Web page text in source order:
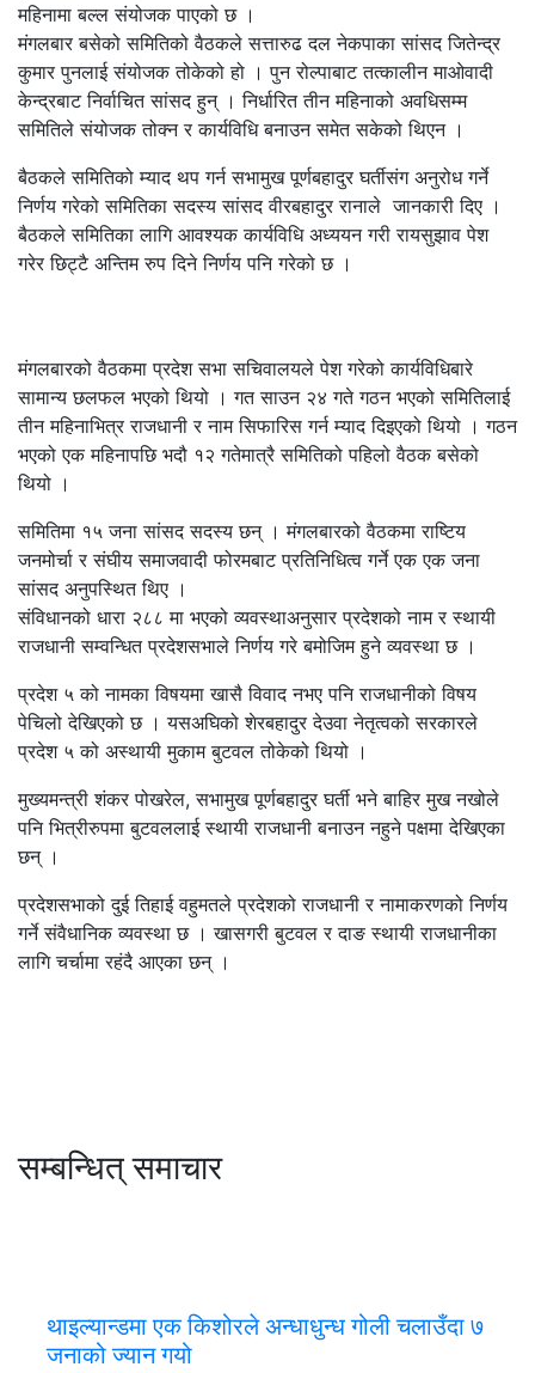
महिनामा बल्ल संयोजक पाएको छ ।
मंगलबार बसेको समितिको वैठकले सत्तारुढ दल नेकपाका सांसद जितेन्द्र
कुमार पुनलाई संयोजक तोकेको हो । पुन रोल्पाबाट तत्कालीन माओवादी
केन्द्रबाट निर्वाचित सांसद हुन् । निर्धारित तीन महिनाको अवधिसम्म
समितिले संयोजक तोक्न र कार्यविधि बनाउन समेत सकेको थिएन ।
बैठकले समितिको म्याद थप गर्न सभामुख पूर्णबहादुर घर्तीसंग अनुरोध गर्ने
निर्णय गरेको समितिका सदस्य सांसद वीरबहादुर रानाले जानकारी दिए ।
बैठकले समितिका लागि आवश्यक कार्यविधि अध्ययन गरी रायसुझाव पेश
गरेर छिट्टै अन्तिम रुप दिने निर्णय पनि गरेको छ ।
मंगलबारको वैठकमा प्रदेश सभा सचिवालयले पेश गरेको कार्यविधिबारे
सामान्य छलफल भएको थियो । गत साउन २४ गते गठन भएको समितिलाई
तीन महिनाभित्र राजधानी र नाम सिफारिस गर्न म्याद दिइएको थियो । गठन
भएको एक महिनापछि भदौ १२ गतेमात्रै समितिको पहिलो वैठक बसेको
थियो ।
समितिमा १५ जना सांसद सदस्य छन् । मंगलबारको वैठकमा राष्टिय
जनमोर्चा र संघीय समाजवादी फोरमबाट प्रतिनिधित्व गर्ने एक एक जना
सांसद अनुपस्थित थिए ।
संविधानको धारा २८८ मा भएको व्यवस्थाअनुसार प्रदेशको नाम र स्थायी
राजधानी सम्वन्धित प्रदेशसभाले निर्णय गरे बमोजिम हुने व्यवस्था छ ।
प्रदेश ५ को नामका विषयमा खासै विवाद नभए पनि राजधानीको विषय
पेचिलो देखिएको छ । यसअघिको शेरबहादुर देउवा नेतृत्वको सरकारले
प्रदेश ५ को अस्थायी मुकाम बुटवल तोकेको थियो ।
मुख्यमन्त्री शंकर पोखरेल, सभामुख पूर्णबहादुर घर्ती भने बाहिर मुख नखोले
पनि भित्रीरुपमा बुटवललाई स्थायी राजधानी बनाउन नहुने पक्षमा देखिएका
छन् ।
प्रदेशसभाको दुई तिहाई वहुमतले प्रदेशको राजधानी र नामाकरणको निर्णय
गर्ने संवैधानिक व्यवस्था छ । खासगरी बुटवल र दाङ स्थायी राजधानीका
लागि चर्चामा रहंदै आएका छन् ।
सम्बन्धित् समाचार
थाइल्यान्डमा एक किशोरले अन्धाधुन्ध गोली चलाउँदा ७
जनाको ज्यान गयो